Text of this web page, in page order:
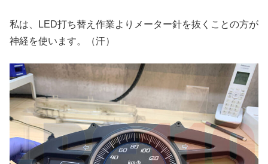
私は、LED打ち替え作業よりメーター針を抜くことの方が
神経を使います。（汗）